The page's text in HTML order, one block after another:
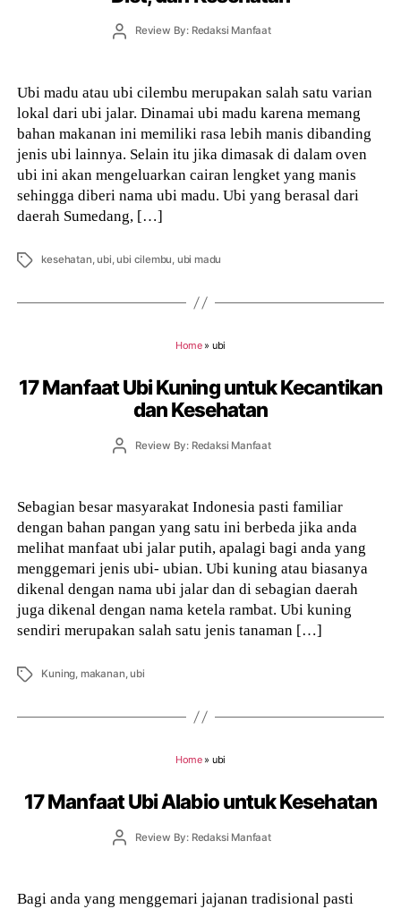
PostReview By: Redaksi Manfaat
Ubi madu atau ubi cilembu merupakan salah satu varian
lokal dari ubi jalar. Dinamai ubi madu karena memang
bahan makanan ini memiliki rasa lebih manis dibanding
jenis ubi lainnya. Selain itu jika dimasak di dalam oven
ubi ini akan mengeluarkan cairan lengket yang manis
sehingga diberi nama ubi madu. Ubi yang berasal dari
daerah Sumedang, […]
Tags kesehatan,ubi,ubi cilembu, ubi madu
Home» ubi
17 Manfaat Ubi Kuning untuk Kecantikan
dan Kesehatan
PostReview By: Redaksi Manfaat
Sebagian besar masyarakat Indonesia pasti familiar
dengan bahan pangan yang satu ini berbeda jika anda
melihat manfaat ubi jalar putih, apalagi bagi anda yang
menggemari jenis ubi- ubian. Ubi kuning atau biasanya
dikenal dengan nama ubi jalar dan di sebagian daerah
juga dikenal dengan nama ketela rambat. Ubi kuning
sendiri merupakan salah satu jenis tanaman […]
Tags Kuning, makanan,ubi
Home» ubi
17 Manfaat Ubi Alabio untuk Kesehatan
PostReview By: Redaksi Manfaat
Bagi anda yang menggemari jajanan tradisional pasti